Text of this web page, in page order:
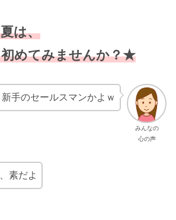
は、
めてみませんか？★
みんなの
心の声
手のセールスマンかよｗ
素だよ